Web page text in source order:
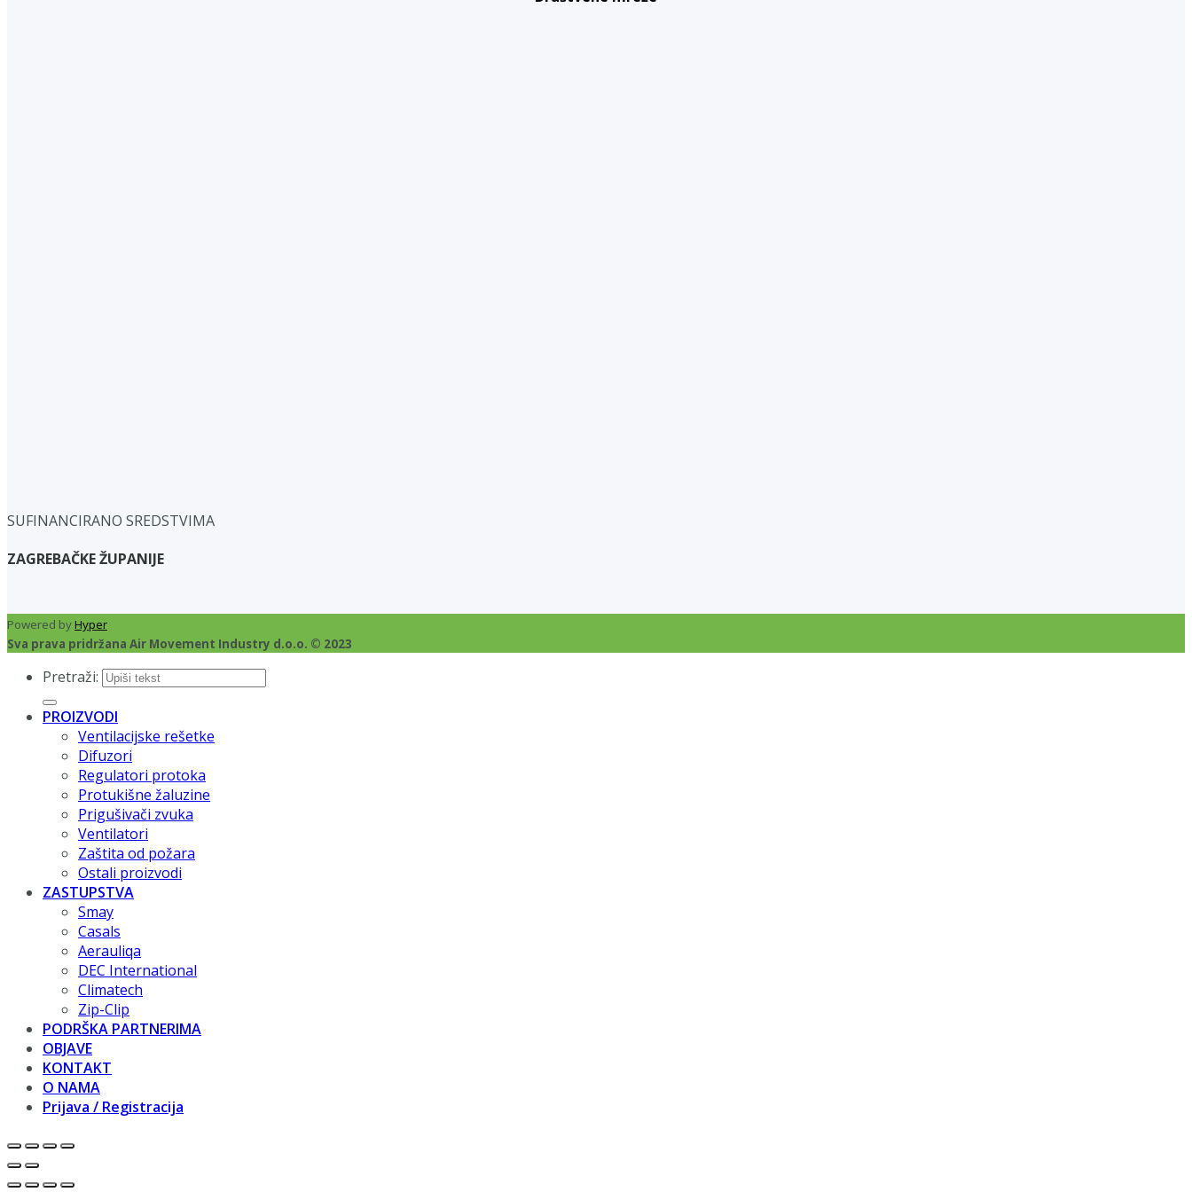
SUFINANCIRANO SREDSTVIMA
ZAGREBAČKE ŽUPANIJE
Powered byHyper
Sva prava pridržana Air Movement Industry d.o.o. © 2023
Pretraži:
PROIZVODI
Ventilacijske rešetke
Difuzori
Regulatori protoka
Protukišne žaluzine
Prigušivači zvuka
Ventilatori
Zaštita od požara
Ostali proizvodi
ZASTUPSTVA
Smay
Casals
Aerauliqa
DEC International
Climatech
Zip-Clip
PODRŠKA PARTNERIMA
OBJAVE
KONTAKT
O NAMA
Prijava / Registracija